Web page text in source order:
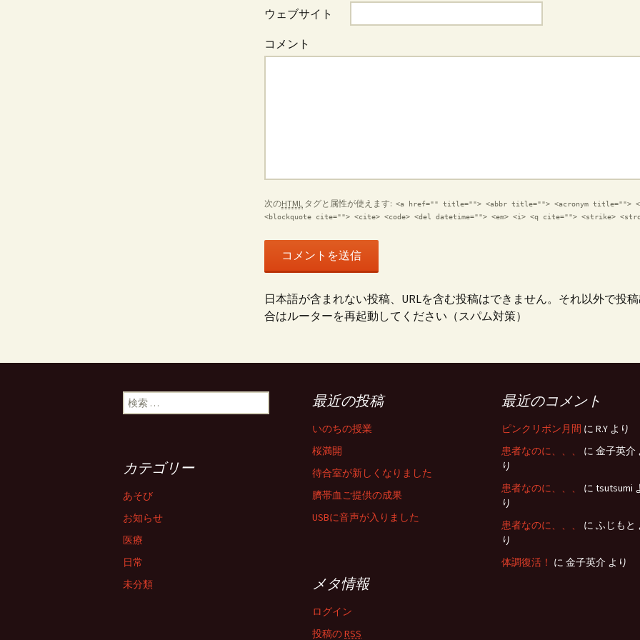
ウェブサイト
コメント
次のHTML タグと属性が使えます: <a href="" title=""> <abbr title=""> <acronym title="">
<blockquote cite=""> <cite> <code> <del datetime=""> <em> <i> <q cite=""> <strike>
日本語が含まれない投稿、URLを含む投稿はできません。それ以外で投
合はルーターを再起動してください（スパム対策）
検索: 最近の投稿
いのちの授業
桜満開
待合室が新しくなりました
臍帯血ご提供の成果
USBに音声が入りました
最近のコメント
ピンクリボン月間 に R.Y より
患者なのに、、、
に 金子英介
り
患者なのに、、、
に tsutsumi
り
患者なのに、、、
に ふじもと
り
体調復活！ に 金子英介 より
カテゴリー
あそび
お知らせ
医療
日常
未分類
メタ情報
ログイン
投稿のRSS